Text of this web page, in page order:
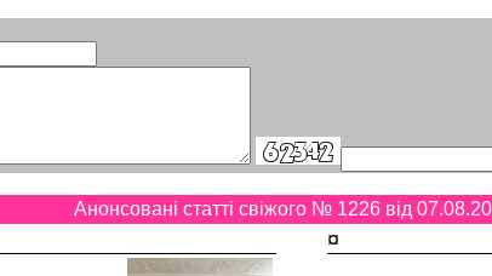
Анонсовані статті свіжого № 1226 від
¤